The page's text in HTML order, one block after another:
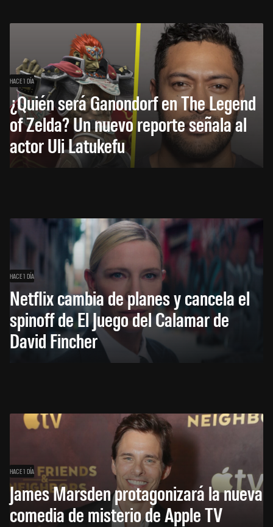
HACE 1 DÍA
¿Quién será Ganondorf en The Legend
of Zelda? Un nuevo reporte señala al
actor Uli Latukefu
HACE 1 DÍA
Netflix cambia de planes y cancela el
spinoff de El Juego del Calamar de
David Fincher
HACE 1 DÍA
James Marsden protagonizará la nueva
comedia de misterio de Apple TV